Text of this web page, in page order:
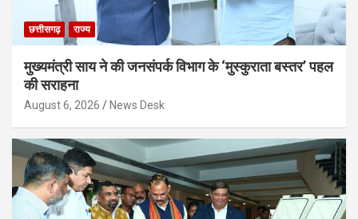
छत्तीसगढ़ राज्य
मुख्यमंत्री साय ने की जनसंपर्क विभाग के ‘मुस्कुराता बस्तर’ पहल
की सराहना
August 6, 2026 News Desk